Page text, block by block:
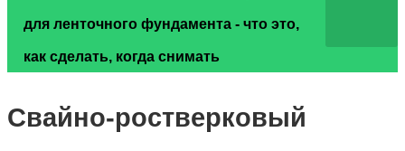
для ленточного фундамента - что это,
как сделать, когда снимать
Свайно-ростверковый